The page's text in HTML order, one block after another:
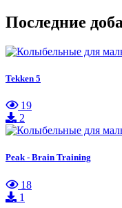
Последние
Tekken 5
19
2
Peak - Brain Training
18
1